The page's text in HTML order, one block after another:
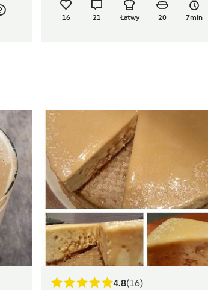
16 21 Łatwy 20 7min
4.8(16)